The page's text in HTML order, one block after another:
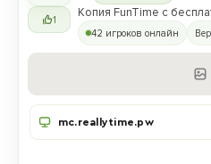
1 Копия FunTime с
42 игроков онлайн
mc.reallytime.pw